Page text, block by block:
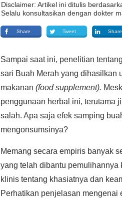
Disclaimer: Artikel ini ditulis
Selalu konsultasikan dengan dokter
Share Tweet Share
Sampai saat ini, penelitian
sari Buah Merah yang dihasilkan
makanan (food supplement).
penggunaan herbal ini, terutama
salah. Apa saja efek samping
mengonsumsinya?
Memang secara empiris banyak
yang telah dibantu pemulihannya
klinis tentang khasiatnya dan
Perhatikan penjelasan mengenai